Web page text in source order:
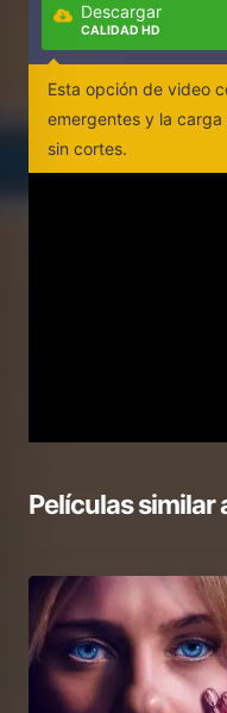
Descargar
CALIDAD HD
Esta opción de video
emergentes y la
sin cortes.
Películas similar